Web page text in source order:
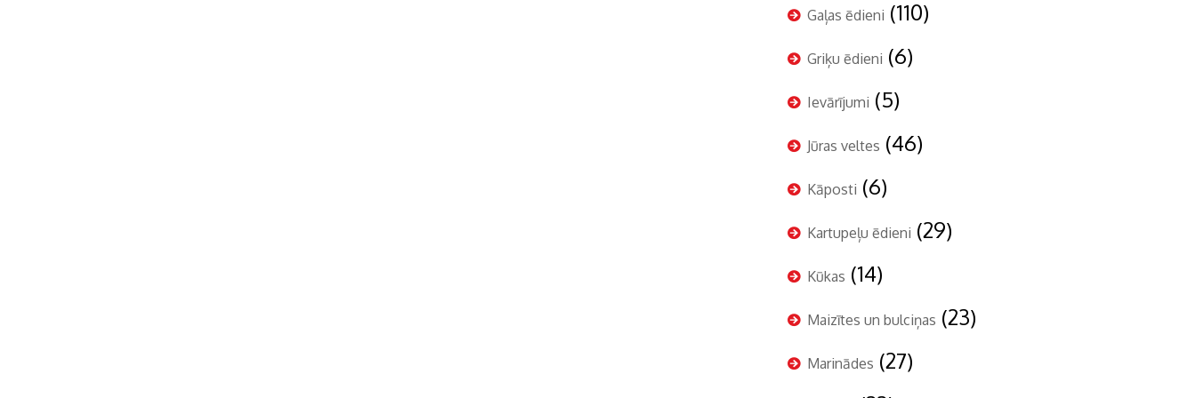
Gaļas ēdieni (110)
Griķu ēdieni (6)
Ievārījumi (5)
Jūras veltes (46)
Kāposti (6)
Kartupeļu ēdieni (29)
Kūkas (14)
Maizītes un bulciņas (23)
Marinādes (27)